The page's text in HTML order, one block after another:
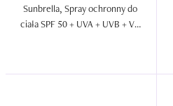
Sunbrella, Spray ochronny do
ciała SPF 50 + UVA + UVB + VL